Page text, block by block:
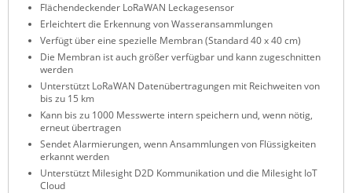
Vision
WATTECO
Westermo
Yuasa
ZPE Systems
News zu unseren Herstellern
Flächendeckender LoRaWAN Leckagesensor
Erleichtert die Erkennung von Wasseransammlungen
Verfügt über eine spezielle Membran (Standard 40 x 40 cm)
Die Membran ist auch größer verfügbar und kann zugeschnitten
werden
Unterstützt LoRaWAN Datenübertragungen mit Reichweiten von
bis zu 15 km
Kann bis zu 1000 Messwerte intern speichern und, wenn nötig,
erneut übertragen
Sendet Alarmierungen, wenn Ansammlungen von Flüssigkeiten
erkannt werden
Unterstützt Milesight D2D Kommunikation und die Milesight IoT
Cloud